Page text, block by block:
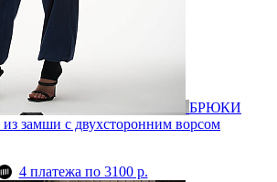
БРЮКИ
из замши с двухсторонним ворсом
4 платежа по 3100 р.